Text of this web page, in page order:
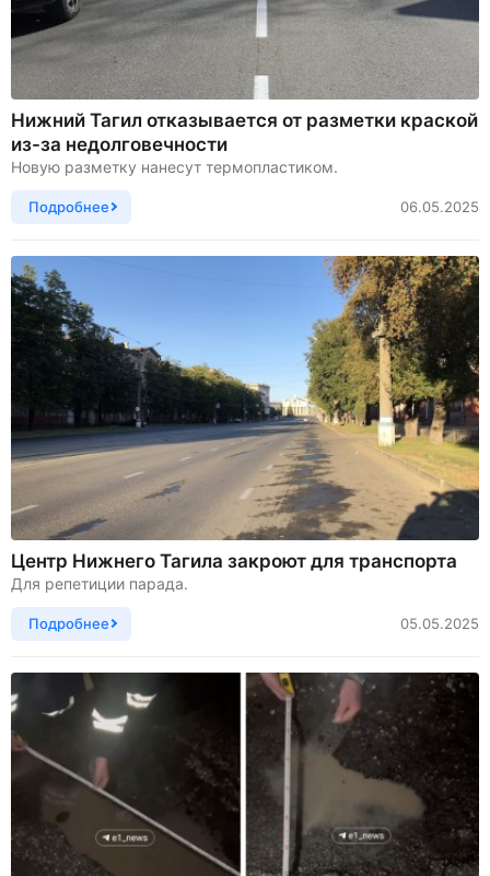
Нижний Тагил отказывается от разметки краской
из-за недолговечности
Новую разметку нанесут термопластиком.
Подробнее 06.05.2025
Центр Нижнего Тагила закроют для транспорта
Для репетиции парада.
Подробнее 05.05.2025